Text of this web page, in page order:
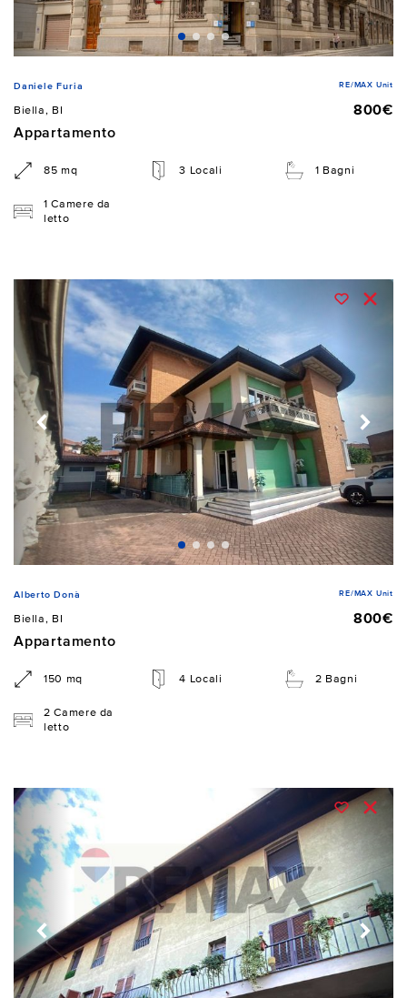
Daniele Furia RE/MAX Unit
Biella, BI
800€
Appartamento
85 mq 3 Locali 1 Bagni
1 Camere da
letto
Alberto Donà RE/MAX Unit
Biella, BI
800€
Appartamento
150 mq 4 Locali 2 Bagni
2 Camere da
letto